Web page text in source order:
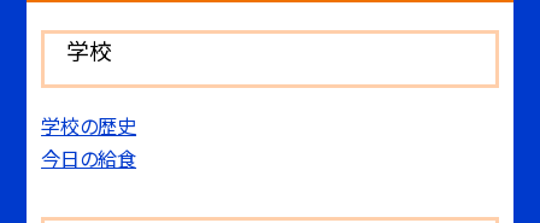
学校
学校の歴史
今日の給食